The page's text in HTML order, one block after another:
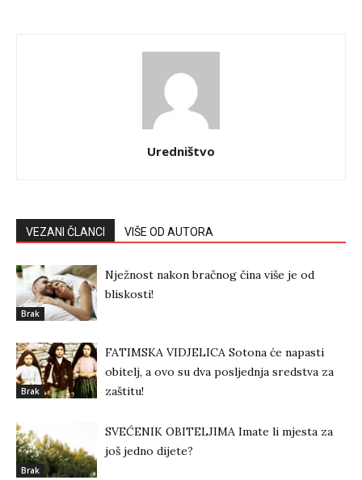
Uredništvo
VEZANI ČLANCI VIŠE OD AUTORA
Brak
Nježnost nakon bračnog čina više je od
bliskosti!
Brak
FATIMSKA VIDJELICA Sotona će napasti
obitelj, a ovo su dva posljednja sredstva za
zaštitu!
Brak
SVEĆENIK OBITELJIMA Imate li mjesta za
još jedno dijete?